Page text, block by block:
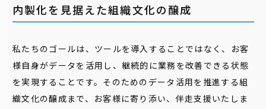
内製化を見据えた組織文化の醸成
私たちのゴールは、ツールを導入することではなく、お客
様自身がデータを活用し、継続的に業務を改善できる状態
を実現することです。そのためのデータ活用を推進する組
織文化の醸成まで、お客様に寄り添い、伴走支援いたしま